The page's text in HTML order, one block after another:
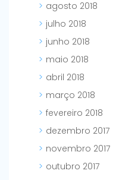
agosto 2018
julho 2018
junho 2018
maio 2018
abril 2018
março 2018
fevereiro 2018
dezembro 2017
novembro 2017
outubro 2017